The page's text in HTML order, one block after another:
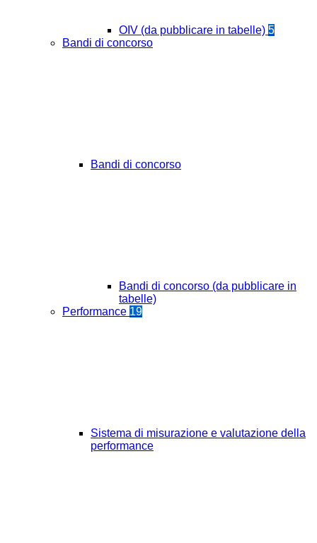
OIV (da pubblicare in tabelle) 5
Bandi di concorso
Bandi di concorso
Bandi di concorso (da pubblicare in
tabelle)
Performance 19
Sistema di misurazione e valutazione della
performance